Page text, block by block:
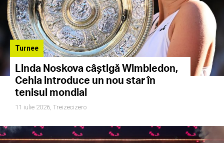
Turnee
Linda Noskova câștigă Wimbledon,
Cehia introduce un nou star în
tenisul mondial
11 iulie 2026, Treizecizero